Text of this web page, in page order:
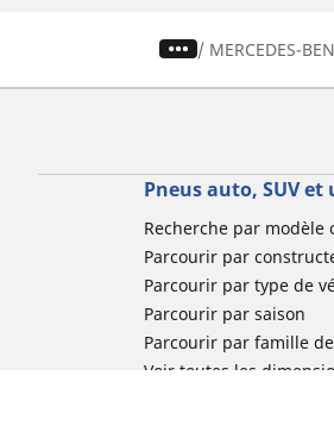
/ MERCEDES-
Pneus auto, SUV
Recherche par modèle
Parcourir par
Parcourir par type de
Parcourir par saison
Parcourir par famille
Voir toutes les